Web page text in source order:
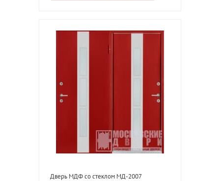
Дверь МДФ со стеклом МД-2007